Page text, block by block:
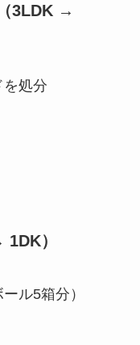
3LDK →
処分
）
ル5箱分）